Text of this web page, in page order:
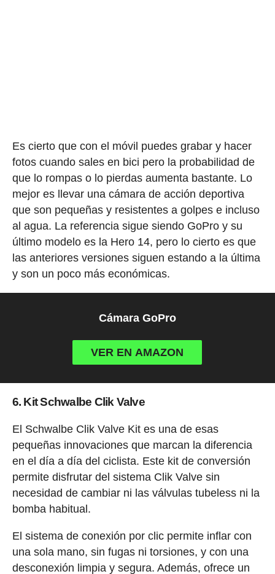
Es cierto que con el móvil puedes grabar y hacer
fotos cuando sales en bici pero la probabilidad de
que lo rompas o lo pierdas aumenta bastante. Lo
mejor es llevar una cámara de acción deportiva
que son pequeñas y resistentes a golpes e incluso
al agua. La referencia sigue siendo GoPro y su
último modelo es la Hero 14, pero lo cierto es que
las anteriores versiones siguen estando a la última
y son un poco más económicas.
Cámara GoPro
VER EN AMAZON
6. Kit Schwalbe Clik Valve
El Schwalbe Clik Valve Kit es una de esas
pequeñas innovaciones que marcan la diferencia
en el día a día del ciclista. Este kit de conversión
permite disfrutar del sistema Clik Valve sin
necesidad de cambiar ni las válvulas tubeless ni la
bomba habitual.
El sistema de conexión por clic permite inflar con
una sola mano, sin fugas ni torsiones, y con una
desconexión limpia y segura. Además, ofrece un